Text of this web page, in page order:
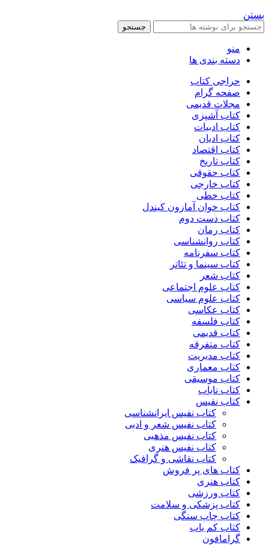
بستن
جستجو
منو
دسته بندی ها
حراجی کتاب
صفحه گرام
مجلات قدیمی
کتاب آشپزی
کتاب ادبیات
کتاب ادیان
کتاب اقتصاد
کتاب تاریخ
کتاب حقوقی
کتاب خارجی
کتاب خطی
کتاب خوان آمازون کیندل
کتاب دست دوم
کتاب رمان
کتاب روانشناسی
کتاب سفرنامه
کتاب سینما و تئاتر
کتاب شعر
کتاب علوم اجتماعی
کتاب علوم سیاسی
کتاب عکاسی
کتاب فلسفه
کتاب قدیمی
کتاب متفرقه
کتاب مدیریت
کتاب معماری
کتاب موسیقی
کتاب نایاب
کتاب نفیس
کتاب نفیس ایرانشناسی
کتاب نفیس شعر و ادبی
کتاب نفیس مذهبی
کتاب نفیس هنری
کتاب نقاشی و گرافیک
کتاب های پر فروش
کتاب هنری
کتاب ورزشی
کتاب پزشکی و سلامت
کتاب چاپ سنگی
کتاب کم یاب
گرامافون